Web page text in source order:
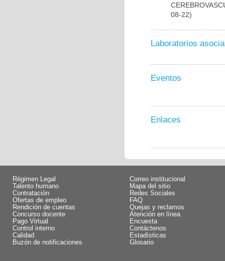
08-22)
Laboratorios
Eventos
Enlaces
Régimen Legal
Talento humano
Contratación
Ofertas de empleo
Rendición de cuentas
Concurso docente
Pago Virtual
Control interno
Calidad
Buzón de notificaciones
Correo institucional
Mapa del sitio
Redes Sociales
FAQ
Quejas y reclamos
Atención en línea
Encuesta
Contáctenos
Estadísticas
Glosario